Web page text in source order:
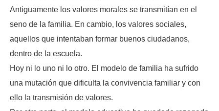
Antiguamente los valores morales se transmitían en el
seno de la familia. En cambio, los valores sociales,
aquellos que intentaban formar buenos ciudadanos,
dentro de la escuela.
Hoy ni lo uno ni lo otro. El modelo de familia ha sufrido
una mutación que dificulta la convivencia familiar y con
ello la transmisión de valores.